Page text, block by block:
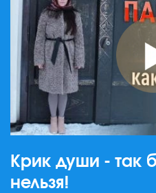
Крик души - так
нельзя!